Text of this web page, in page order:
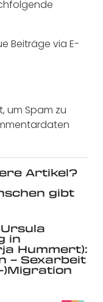
Beiträge via E-
um Spam zu
Artikel?
gibt
in
Hummert):
– Sexarbeit
)Migration